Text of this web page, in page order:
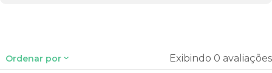
Ordenar por Exibindo 0 avaliações